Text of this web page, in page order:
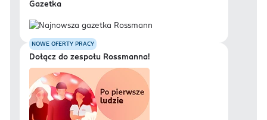
Gazetka
NOWE OFERTY PRACY
Dołącz do zespołu Rossmanna!